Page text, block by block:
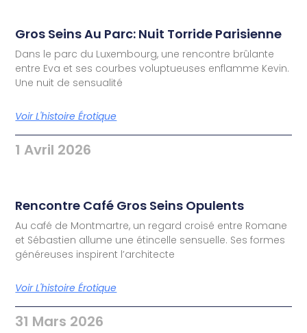
Gros Seins Au Parc: Nuit Torride Parisienne
Dans le parc du Luxembourg, une rencontre brûlante
entre Eva et ses courbes voluptueuses enflamme Kevin.
Une nuit de sensualité
Voir L'histoire Érotique
1 Avril 2026
Rencontre Café Gros Seins Opulents
Au café de Montmartre, un regard croisé entre Romane
et Sébastien allume une étincelle sensuelle. Ses formes
généreuses inspirent l’architecte
Voir L'histoire Érotique
31 Mars 2026